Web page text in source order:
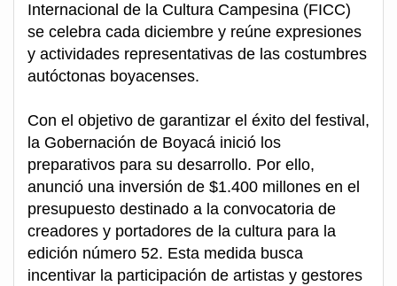
Internacional de la Cultura Campesina (FICC)
se celebra cada diciembre y reúne expresiones
y actividades representativas de las costumbres
autóctonas boyacenses.
Con el objetivo de garantizar el éxito del festival,
la Gobernación de Boyacá inició los
preparativos para su desarrollo. Por ello,
anunció una inversión de $1.400 millones en el
presupuesto destinado a la convocatoria de
creadores y portadores de la cultura para la
edición número 52. Esta medida busca
incentivar la participación de artistas y gestores